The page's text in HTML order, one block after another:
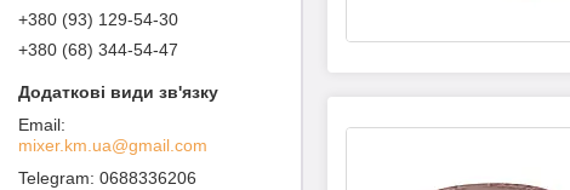
+380 (93) 129-54-30
+380 (68) 344-54-47
mixer.km.ua@gmail.com
0688336206